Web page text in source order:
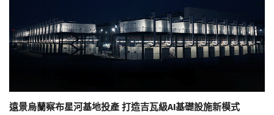
遠景烏蘭察布星河基地投產 打造吉瓦級AI基礎設施新模式